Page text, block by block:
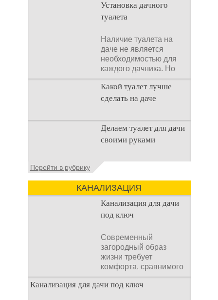
Установка дачного
туалета
Наличие туалета на
даче не является
необходимостью для
каждого дачника. Но
многие люди думают,
что
Какой туалет лучше
сделать на даче
Когда люди долгое
время прибывают на
дачном участке, то им
подстраивать все
Делаем туалет для дачи
своими руками
Туалеты для дачи – это
начинается
благоустройство
дачного участка,
Перейти в рубрику
КАНАЛИЗАЦИЯ
Канализация для дачи
под ключ
Современный
загородный образ
жизни требует
комфорта, сравнимого
с городским. Однако
отсутствие
Канализация для дачи под ключ